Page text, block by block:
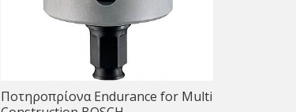
Ποτηροπρίονα Endurance for Multi